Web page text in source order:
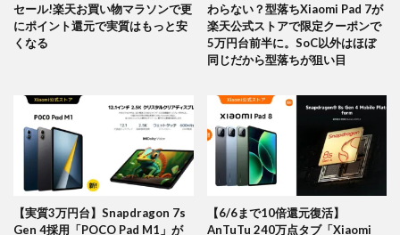
セール!楽天お買い物マラソンで更
にポイント還元で実質はもっと安
くなる
わらない？型落ちXiaomi Pad 7が
楽天公式ストアで限定クーポンで
5万円台前半に。SoC以外はほぼ
同じだから型落ちが狙い目
【実質3万円台】Snapdragon 7s
Gen 4採用「POCO Pad M1」が
【6/6まで10倍還元復活】
AnTuTu 240万点タブ「Xiaomi